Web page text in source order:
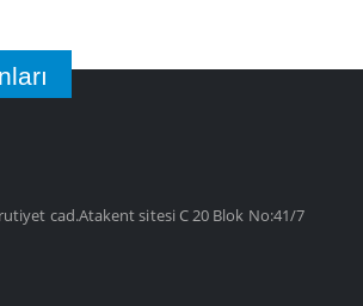
cad.Atakent sitesi C 20 Blok No:41/7